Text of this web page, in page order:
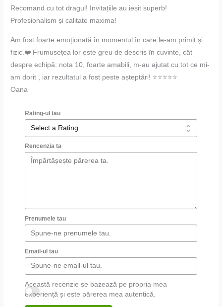
Recomand cu tot dragul! Invitațiile au ieșit superb!
Profesionalism și calitate maxima!
Am fost foarte emoționată în momentul în care le-am primit și
fizic.❤️ Frumusețea lor este greu de descris în cuvinte, cât
despre echipă: nota 10, foarte amabili, m-au ajutat cu tot ce mi-
am dorit , iar rezultatul a fost peste așteptări! ⭐⭐⭐⭐⭐
Oana
Rating-ul tau
Rencenzia ta
Prenumele tau
Email-ul tau
Această recenzie se bazează pe propria mea
experiență și este părerea mea autentică.